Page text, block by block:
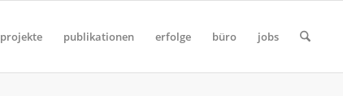
projekte publikationen erfolge büro jobs